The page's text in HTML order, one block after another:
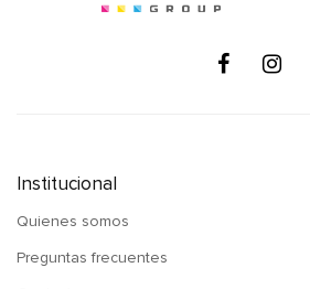
Institucional
Quienes somos
Preguntas frecuentes